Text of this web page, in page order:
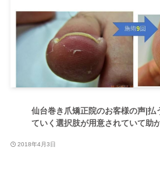
仙台巻き爪矯正院のお客様の声|払
ていく選択肢が用意されていて助
2018年4月3日